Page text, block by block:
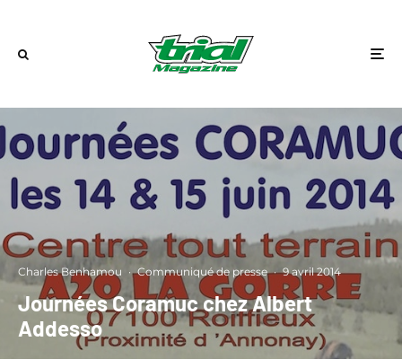
Charles Benhamou · Communiqué de presse · 9 avril 2014
Journées Coramuc chez Albert
Addesso